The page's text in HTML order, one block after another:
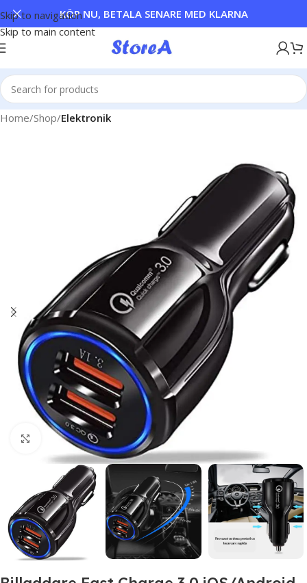
Skip to navigation
Skip to main content
KÖP NU, BETALA SENARE MED KLARNA
Home Shop Elektronik
Click to enlarge